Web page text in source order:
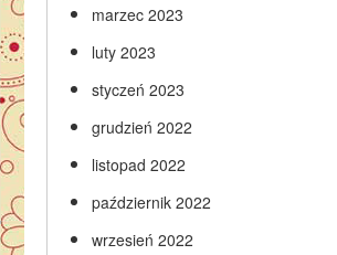
marzec 2023
luty 2023
styczeń 2023
grudzień 2022
listopad 2022
październik 2022
wrzesień 2022